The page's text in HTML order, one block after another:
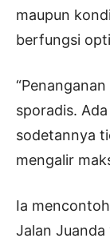
maupun
berfungsi
sporadis.
sodetannya
mengalir
Ia
Jalan